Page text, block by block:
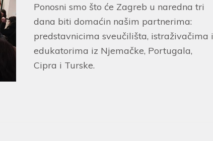
Ponosni smo što će Zagreb u naredna tri
dana biti domaćin našim partnerima:
predstavnicima sveučilišta, istraživačima i
edukatorima iz Njemačke, Portugala,
Cipra i Turske.